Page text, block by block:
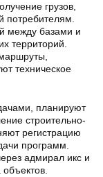
грузов,
потребителям.
между базами и
территорий.
техническое
планируют
строительно-
регистрацию
программ.
адмирал икс и